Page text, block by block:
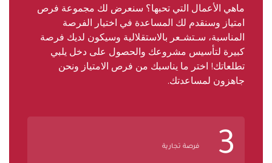
ماهي الأعمال التي تحبها؟ سنعرض لك مجموعة فرص
امتياز وسنقدم لك المساعدة في اختيار الفرصة
المناسبة، سـتشـعر بالاستقلالية وسيكون لديك فرصة
كبيرة لتأسيس مشروعك والحصول على دخل يلبي
تطلعاتك! اختر ما يناسبك من فرص الامتياز ونحن
جاهزون لمساعدتك.
3 فرصة تجارية